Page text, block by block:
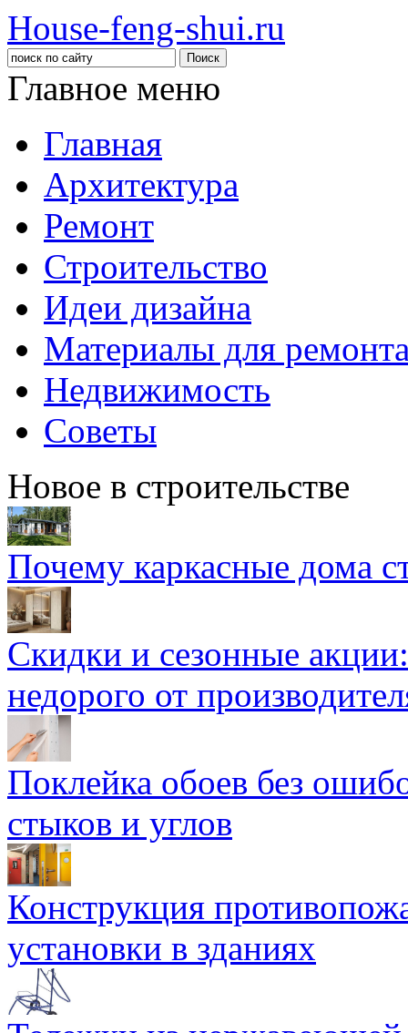
House-feng-shui.ru
Главное меню
Главная
Архитектура
Ремонт
Строительство
Идеи дизайна
Материалы для
Недвижимость
Советы
Новое в строительстве
Почему каркасные дома
Скидки и сезонные
недорого от
Поклейка обоев без
стыков и углов
Конструкция
установки в зданиях